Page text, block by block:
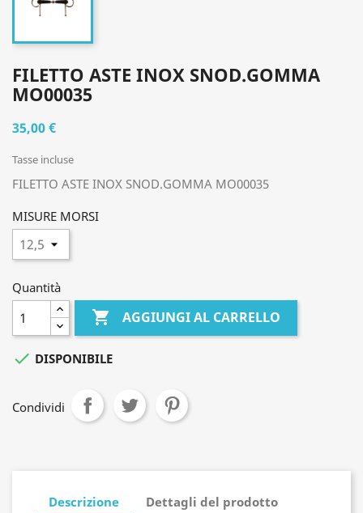
FILETTO ASTE INOX SNOD.GOMMA
MO00035
35,00 €
Tasse incluse
FILETTO ASTE INOX SNOD.GOMMA MO00035
MISURE MORSI
Quantità
 AGGIUNGI AL CARRELLO
 DISPONIBILE
Condividi
Descrizione Dettagli del prodotto